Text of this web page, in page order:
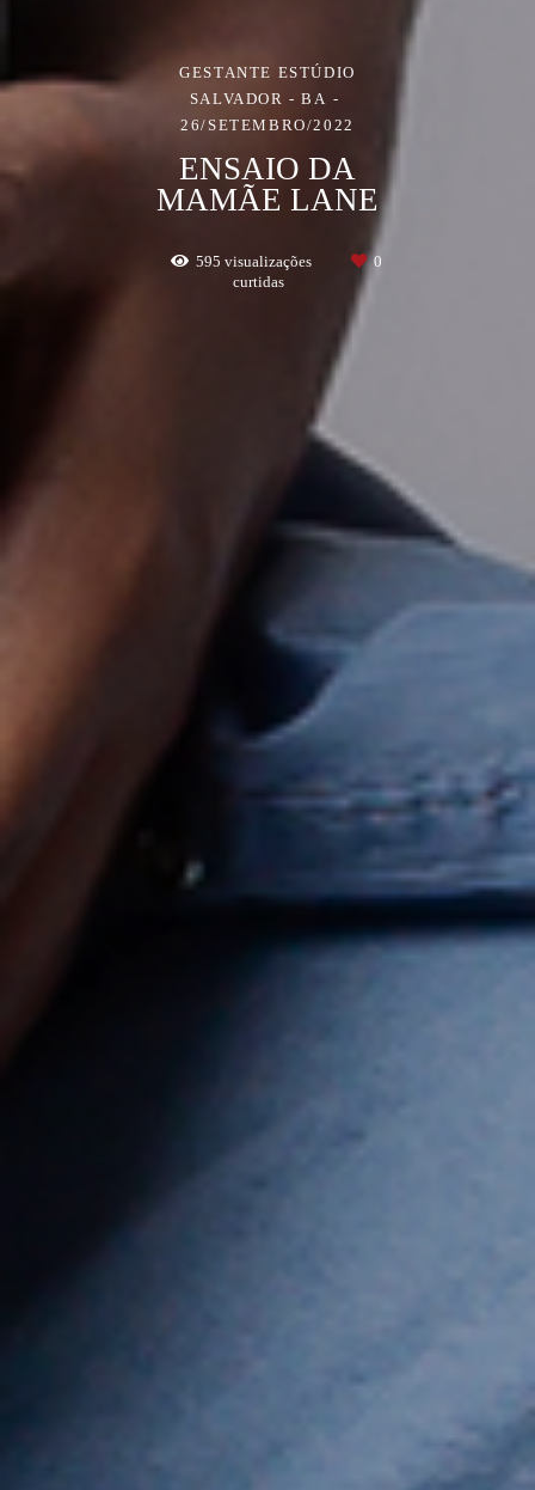
GESTANTE ESTÚDIO
SALVADOR - BA
26/SETEMBRO/2022
ENSAIO DA
MAMÃE LANE
595 visualizações
0
curtidas